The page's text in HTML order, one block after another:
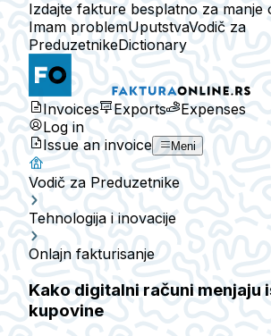
Izdajte fakture besplatno za manje
Imam problemUputstvaVodič za
PreduzetnikeDictionary
Invoices Exports
Expenses
Log in
Issue an invoice
Meni
Vodič za Preduzetnike
Tehnologija i inovacije
Onlajn fakturisanje
Kako digitalni računi menjaju
kupovine